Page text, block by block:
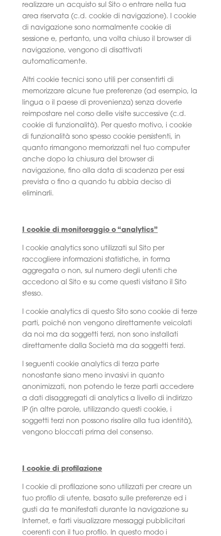
realizzare un acquisto sul Sito o entrare nella tua
area riservata (c.d. cookie di navigazione). I cookie
di navigazione sono normalmente cookie di
sessione e, pertanto, una volta chiuso il browser di
navigazione, vengono di disattivati
automaticamente.
Altri cookie tecnici sono utili per consentirti di
memorizzare alcune tue preferenze (ad esempio, la
lingua o il paese di provenienza) senza doverle
reimpostare nel corso delle visite successive (c.d.
cookie di funzionalità). Per questo motivo, i cookie
di funzionalità sono spesso cookie persistenti, in
quanto rimangono memorizzati nel tuo computer
anche dopo la chiusura del browser di
navigazione, fino alla data di scadenza per essi
prevista o fino a quando tu abbia deciso di
eliminarli.
I cookie di monitoraggio o “analytics”
I cookie analytics sono utilizzati sul Sito per
raccogliere informazioni statistiche, in forma
aggregata o non, sul numero degli utenti che
accedono al Sito e su come questi visitano il Sito
stesso.
I cookie analytics di questo Sito sono cookie di terze
parti, poiché non vengono direttamente veicolati
da noi ma da soggetti terzi, non sono installati
direttamente dalla Società ma da soggetti terzi.
I seguenti cookie analytics di terza parte
nonostante siano meno invasivi in quanto
anonimizzati, non potendo le terze parti accedere
a dati disaggregati di analytics a livello di indirizzo
IP (in altre parole, utilizzando questi cookie, i
soggetti terzi non possono risalire alla tua identità),
vengono bloccati prima del consenso.
I cookie di profilazione
I cookie di profilazione sono utilizzati per creare un
tuo profilo di utente, basato sulle preferenze ed i
gusti da te manifestati durante la navigazione su
Internet, e farti visualizzare messaggi pubblicitari
coerenti con il tuo profilo. In questo modo i